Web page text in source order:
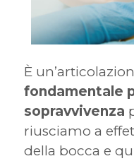
È
fondamentale
sopravvivenza
riusciamo a
della bocca e